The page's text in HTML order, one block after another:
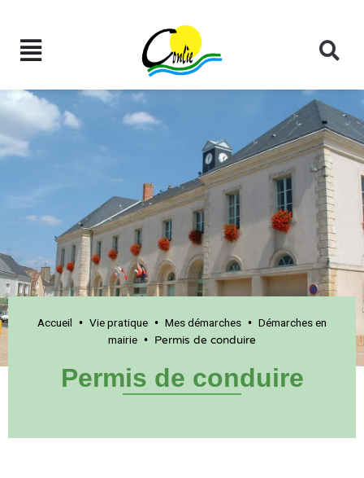
Accueil • Vie pratique • Mes démarches • Démarches en
mairie • Permis de conduire
Permis de conduire